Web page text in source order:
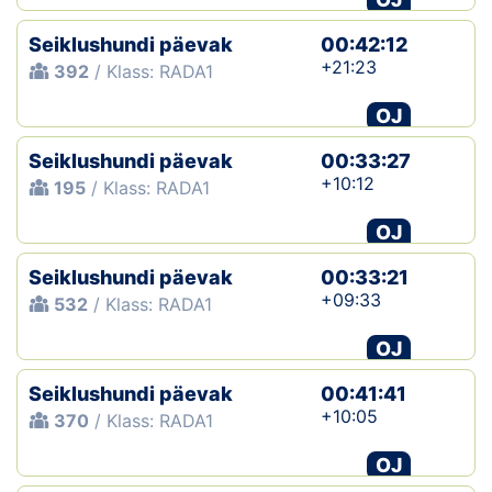
Seiklushundi päevak
392 / Klass: RADA1
00:42:12
+21:23
OJ
Seiklushundi päevak
195 / Klass: RADA1
00:33:27
+10:12
OJ
Seiklushundi päevak
532 / Klass: RADA1
00:33:21
+09:33
OJ
Seiklushundi päevak
370 / Klass: RADA1
00:41:41
+10:05
OJ